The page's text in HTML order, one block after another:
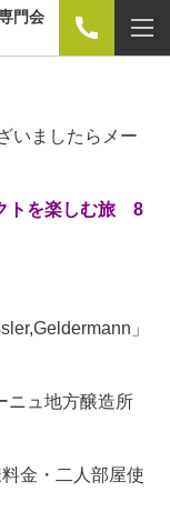
門会
いましたらメー
トを楽しむ旅 8
」
方醸造所
金・二人部屋使